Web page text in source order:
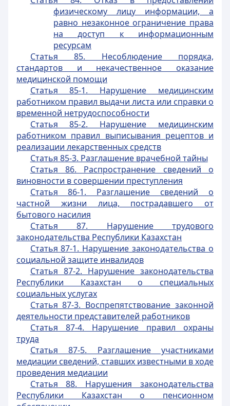
физическому лицу информации, а
равно незаконное ограничение права
на доступ к информационным
ресурсам
Статья 85. Несоблюдение порядка,
стандартов и некачественное оказание
медицинской помощи
Статья 85-1. Нарушение медицинским
работником правил выдачи листа или справки о
временной нетрудоспособности
Статья 85-2. Нарушение медицинским
работником правил выписывания рецептов и
реализации лекарственных средств
Статья 85-3. Разглашение врачебной тайны
Статья 86. Распространение сведений о
виновности в совершении преступления
Статья 86-1. Разглашение сведений о
частной жизни лица, пострадавшего от
бытового насилия
Статья 87. Нарушение трудового
законодательства Республики Казахстан
Статья 87-1. Нарушение законодательства о
социальной защите инвалидов
Статья 87-2. Нарушение законодательства
Республики Казахстан о специальных
социальных услугах
Статья 87-3. Воспрепятствование законной
деятельности представителей работников
Статья 87-4. Нарушение правил охраны
труда
Статья 87-5. Разглашение участниками
медиации сведений, ставших известными в ходе
проведения медиации
Статья 88. Нарушения законодательства
Республики Казахстан о пенсионном